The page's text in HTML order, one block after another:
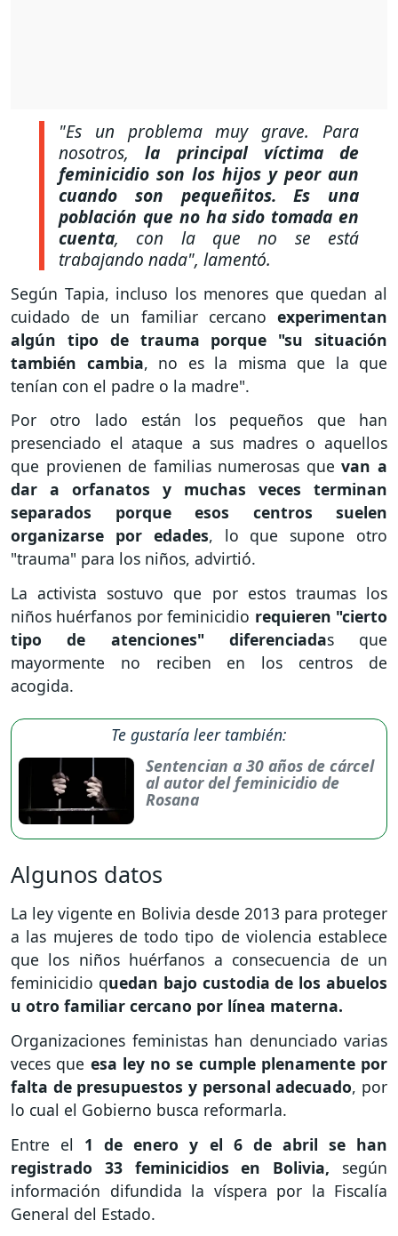
"Es un problema muy grave. Para
nosotros, la principal víctima de
feminicidio son los hijos y peor aun
cuando son pequeñitos. Es una
población que no ha sido tomada en
cuenta, con la que no se está
trabajando nada", lamentó.
Según Tapia, incluso los menores que quedan al
cuidado de un familiar cercano experimentan
algún tipo de trauma porque "su situación
también cambia, no es la misma que la que
tenían con el padre o la madre".
Por otro lado están los pequeños que han
presenciado el ataque a sus madres o aquellos
que provienen de familias numerosas que van a
dar a orfanatos y muchas veces terminan
separados porque esos centros suelen
organizarse por edades, lo que supone otro
"trauma" para los niños, advirtió.
La activista sostuvo que por estos traumas los
niños huérfanos por feminicidio requieren "cierto
tipo de atenciones" diferenciadas que
mayormente no reciben en los centros de
acogida.
Te gustaría leer también:
Sentencian a 30 años de cárcel
al autor del feminicidio de
Rosana
Algunos datos
La ley vigente en Bolivia desde 2013 para proteger
a las mujeres de todo tipo de violencia establece
que los niños huérfanos a consecuencia de un
feminicidio quedan bajo custodia de los abuelos
u otro familiar cercano por línea materna.
Organizaciones feministas han denunciado varias
veces que esa ley no se cumple plenamente por
falta de presupuestos y personal adecuado, por
lo cual el Gobierno busca reformarla.
Entre el 1 de enero y el 6 de abril se han
registrado 33 feminicidios en Bolivia, según
información difundida la víspera por la Fiscalía
General del Estado.